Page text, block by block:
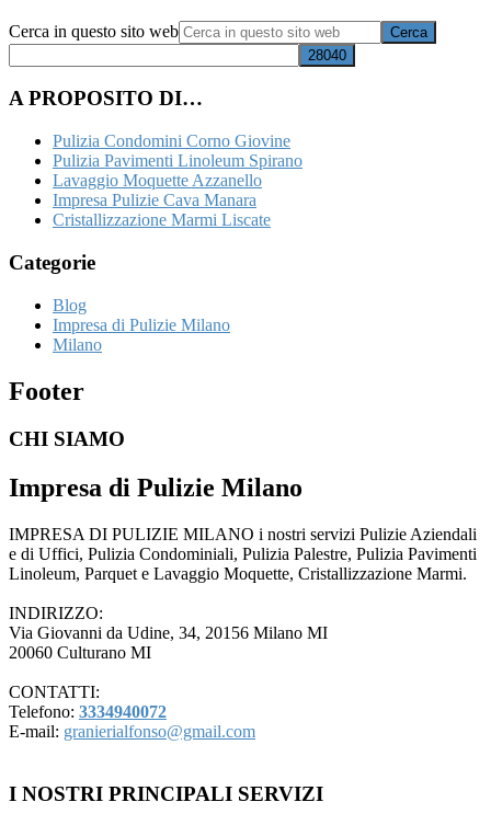
Cerca in questo sito web
A PROPOSITO DI…
Pulizia Condomini Corno Giovine
Pulizia Pavimenti Linoleum Spirano
Lavaggio Moquette Azzanello
Impresa Pulizie Cava Manara
Cristallizzazione Marmi Liscate
Categorie
Blog
Impresa di Pulizie Milano
Milano
Footer
CHI SIAMO
Impresa di Pulizie Milano
IMPRESA DI PULIZIE MILANO i nostri servizi Pulizie Aziendali
e di Uffici, Pulizia Condominiali, Pulizia Palestre, Pulizia Pavimenti
Linoleum, Parquet e Lavaggio Moquette, Cristallizzazione Marmi.
INDIRIZZO:
Via Giovanni da Udine, 34, 20156 Milano MI
20060 Culturano MI
CONTATTI:
Telefono: 3334940072
E-mail: granierialfonso@gmail.com
I NOSTRI PRINCIPALI SERVIZI